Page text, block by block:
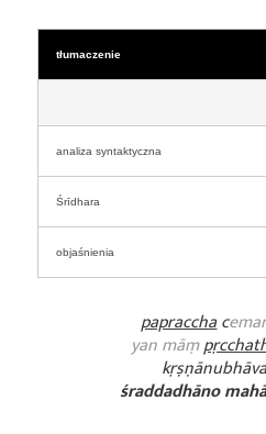
tłumaczenie
analiza syntaktyczna
Śrīdhara
objaśnienia
papracchac
yan māṃ
śraddadhāno